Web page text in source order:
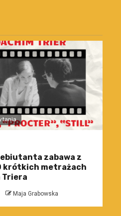
zabawa z
krótkich metrażach
Triera
Maja Grabowska